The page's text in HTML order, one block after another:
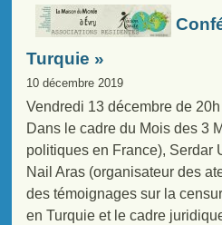
Turquie »
10 décembre 2019
Vendredi 13 décembre de
Dans le cadre du Mois des 3
politiques en France), Serdar
Nail Aras (organisateur des
des témoignages sur la
en Turquie et le cadre